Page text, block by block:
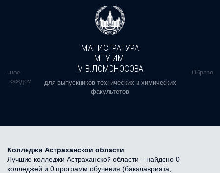
в каждом
МАГИСТРАТУРА
МГУ ИМ.
М.В.ЛОМОНОСОВА
для выпускников технических и химических
факультетов
Колледжи Астраханской области
Лучшие колледжи Астраханской области – найдено 0
колледжей и 0 программ обучения (бакалавриата,